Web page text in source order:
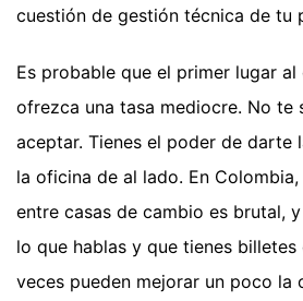
cuestión de gestión técnica de tu
Es probable que el primer lugar al
ofrezca una tasa mediocre. No te
aceptar. Tienes el poder de darte
la oficina de al lado. En
entre casas de cambio es brutal,
lo que hablas y que tienes
veces pueden mejorar un poco la